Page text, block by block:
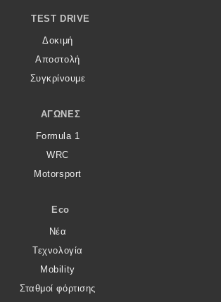
TEST DRIVE
Δοκιμή
Αποστολή
Συγκρίνουμε
ΑΓΏΝΕΣ
Formula 1
WRC
Motorsport
Eco
Νέα
Τεχνολογία
Mobility
Σταθμοί φόρτισης